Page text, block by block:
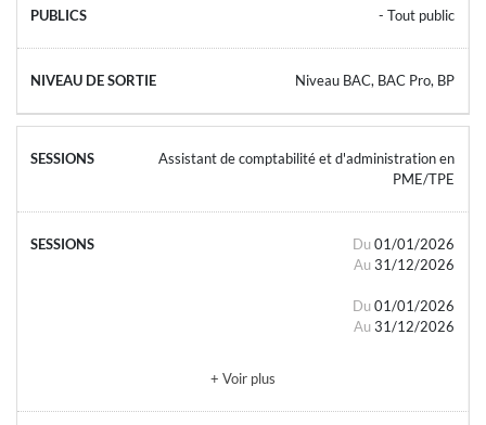
- Tout public
Niveau BAC, BAC Pro, BP
Assistant de comptabilité et d'administration en
PME/TPE
Du 01/01/2026
Au 31/12/2026
Du 01/01/2026
Au 31/12/2026
+ Voir plus